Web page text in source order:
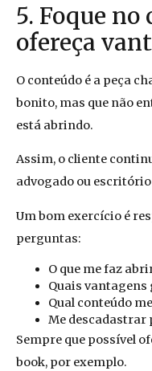
5. Foque no
ofereça
O conteúdo é a peça
bonito, mas que não
está abrindo.
Assim, o cliente
advogado ou
Um bom exercício é
perguntas:
O que me faz
Quais vantagens
Qual conteúdo
Me descadastrar
Sempre que possível
book, por exemplo.